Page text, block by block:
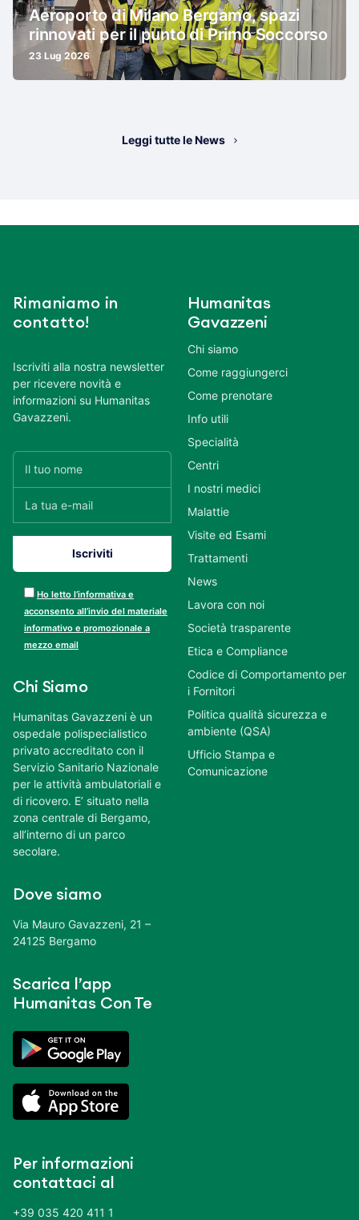
Aeroporto di Milano Bergamo, spazi
rinnovati per il punto di Primo Soccorso
23 Lug 2026
Leggi tutte le News
Rimaniamo in
contatto!
Iscriviti alla nostra newsletter
per ricevere novità e
informazioni su Humanitas
Gavazzeni.
Ho letto l’informativa e
acconsento all’invio del materiale
informativo e promozionale a
mezzo email
Chi Siamo
Humanitas Gavazzeni è un
ospedale polispecialistico
privato accreditato con il
Servizio Sanitario Nazionale
per le attività ambulatoriali e
di ricovero. E’ situato nella
zona centrale di Bergamo,
all’interno di un parco
secolare.
Dove siamo
Via Mauro Gavazzeni, 21 –
24125 Bergamo
Scarica l’app
Humanitas Con Te
Per informazioni
contattaci al
+39 035 420 411 1
Humanitas
Gavazzeni
Chi siamo
Come raggiungerci
Come prenotare
Info utili
Specialità
Centri
I nostri medici
Malattie
Visite ed Esami
Trattamenti
News
Lavora con noi
Società trasparente
Etica e Compliance
Codice di Comportamento per
i Fornitori
Politica qualità sicurezza e
ambiente (QSA)
Ufficio Stampa e
Comunicazione